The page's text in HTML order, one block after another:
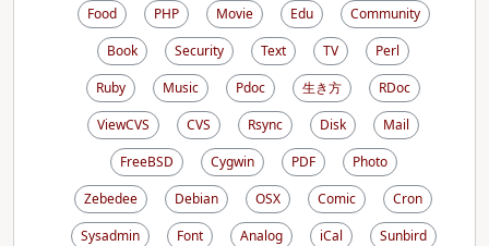
Food
PHP Movie Edu
Community
Book
Security Text TV
Perl
Ruby
Music Pdoc 生き方
RDoc
ViewCVS
CVS Rsync Disk
Mail
FreeBSD
Cygwin PDF
Photo
Zebedee
Debian OSX Comic
Cron
Sysadmin
Font Analog iCal
Sunbird